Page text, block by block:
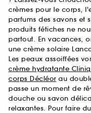
crèmes pour le corps,
parfums des savons et
produits fétiches ne
partout. En vacances,
une crème solaire
Les peaux assoiffées
crème hydratante
corps Décléor au
passe un moment de
douche ou savon
relaxantes. Pour faire